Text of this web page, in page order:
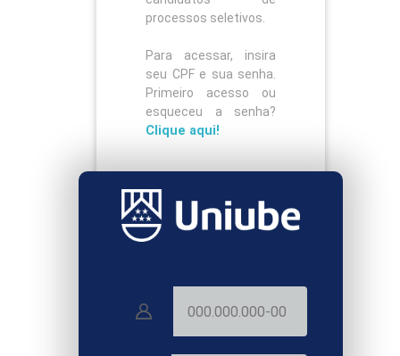
processos seletivos.
Para acessar, insira
seu CPF e sua senha.
Primeiro acesso ou
esqueceu a senha?
Clique aqui!
Usuário